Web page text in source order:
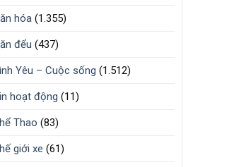
hóa (1.355)
đểu (437)
Yêu – Cuộc sống (1.512)
hoạt động (11)
Thao (83)
giới xe (61)